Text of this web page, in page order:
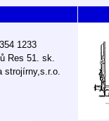
1233
Res 51. sk.
strojírny,s.r.o.